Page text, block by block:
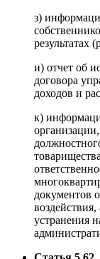
з)
результатах
и) отчет об
договора
доходов и
к)
документов
устранения